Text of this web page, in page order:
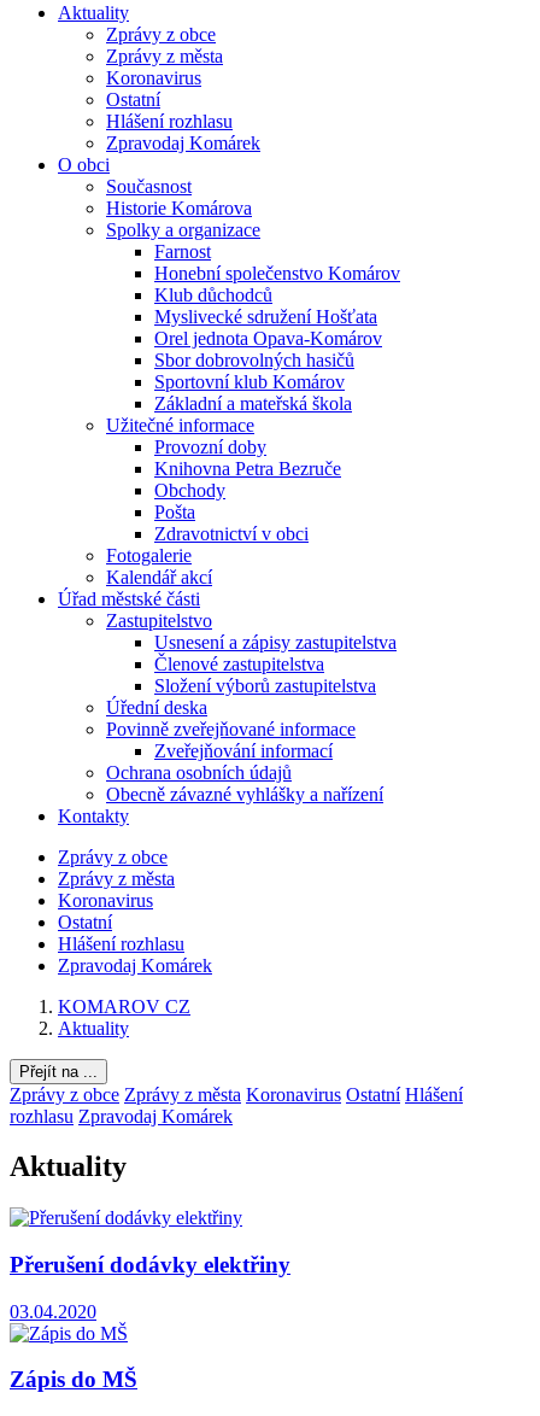
Aktuality
Zprávy z obce
Zprávy z města
Koronavirus
Ostatní
Hlášení rozhlasu
Zpravodaj Komárek
O obci
Současnost
Historie Komárova
Spolky a organizace
Farnost
Honební společenstvo Komárov
Klub důchodců
Myslivecké sdružení Hošťata
Orel jednota Opava-Komárov
Sbor dobrovolných hasičů
Sportovní klub Komárov
Základní a mateřská škola
Užitečné informace
Provozní doby
Knihovna Petra Bezruče
Obchody
Pošta
Zdravotnictví v obci
Fotogalerie
Kalendář akcí
Úřad městské části
Zastupitelstvo
Usnesení a zápisy zastupitelstva
Členové zastupitelstva
Složení výborů zastupitelstva
Úřední deska
Povinně zveřejňované informace
Zveřejňování informací
Ochrana osobních údajů
Obecně závazné vyhlášky a nařízení
Kontakty
Zprávy z obce
Zprávy z města
Koronavirus
Ostatní
Hlášení rozhlasu
Zpravodaj Komárek
KOMAROV CZ
Aktuality
Přejít na ...
Zprávy z obce Zprávy z města Koronavirus Ostatní Hlášení
rozhlasu Zpravodaj Komárek
Aktuality
Přerušení dodávky elektřiny
03.04.2020
Zápis do MŠ